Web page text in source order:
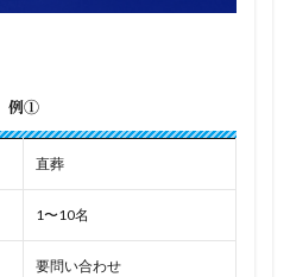
例①
直葬
1〜10名
要問い合わせ